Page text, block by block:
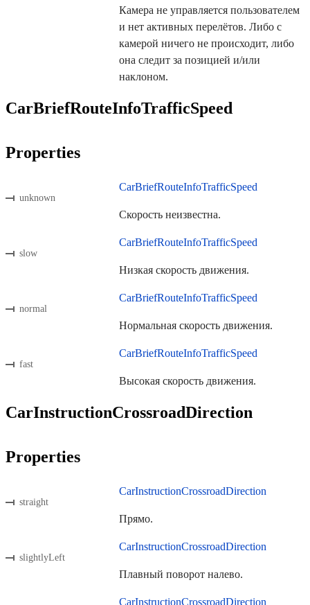
Камера не управляется пользователем
и нет активных перелётов. Либо с
камерой ничего не происходит, либо
она следит за позицией и/или
наклоном.
CarBriefRouteInfoTrafficSpeed
Properties
unknown
CarBriefRouteInfoTrafficSpeed
Скорость неизвестна.
slow
CarBriefRouteInfoTrafficSpeed
Низкая скорость движения.
normal
CarBriefRouteInfoTrafficSpeed
Нормальная скорость движения.
fast
CarBriefRouteInfoTrafficSpeed
Высокая скорость движения.
CarInstructionCrossroadDirection
Properties
straight
CarInstructionCrossroadDirection
Прямо.
slightlyLeft
CarInstructionCrossroadDirection
Плавный поворот налево.
CarInstructionCrossroadDirection